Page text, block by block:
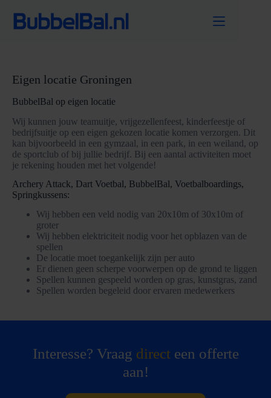
naar
Eigen locatie Groningen
BubbelBal op eigen locatie
Wij kunnen jouw teamuitje, vrijgezellenfeest, kinderfeestje of
bedrijfsuitje op een eigen gekozen locatie komen verzorgen. Dit
kan bijvoorbeeld in een gymzaal, in een park, in een weiland, op
de sportclub of bij jullie bedrijf. Bij een aantal activiteiten moet
je rekening houden met het volgende!
Archery Attack, Dart Voetbal, BubbelBal, Voetbalboardings,
Springkussens:
Wij hebben een veld nodig van 20x10m of 30x10m of
groter
Wij hebben elektriciteit nodig voor het opblazen van de
spellen
De locatie moet toegankelijk zijn per auto
Er dienen geen scherpe voorwerpen op de grond te liggen
Spellen kunnen gespeeld worden op gras, kunstgras, zand
Spellen worden begeleid door ervaren medewerkers
Interesse? Vraag directeen offerte
aan!